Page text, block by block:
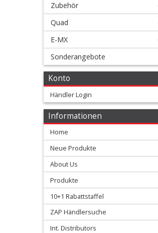
Membranen
Motorteile
Shim
Ventilfedern
Vergaser/Einspritzteile
Vertex
Kolben
Zubehör
Quad
E-MX
Sonderangebote
Konto
Händler Login
Informationen
Home
Neue Produkte
About Us
Produkte
10+1 Rabattstaffel
ZAP Händlersuche
Int. Distributors